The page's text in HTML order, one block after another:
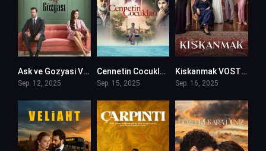
Ask ve Gozyasi VOSTFR
Sep. 12, 2025
Cennetin Cocuklari VOSTFR
Sep. 15, 2025
Kiskanmak VOSTFR
Sep. 16, 2025